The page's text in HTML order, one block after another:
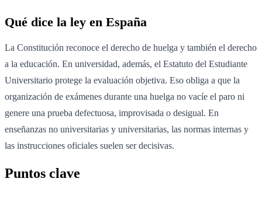
Qué dice la ley en España
La Constitución reconoce el derecho de huelga y también el derecho
a la educación. En universidad, además, el Estatuto del Estudiante
Universitario protege la evaluación objetiva. Eso obliga a que la
organización de exámenes durante una huelga no vacíe el paro ni
genere una prueba defectuosa, improvisada o desigual. En
enseñanzas no universitarias y universitarias, las normas internas y
las instrucciones oficiales suelen ser decisivas.
Puntos clave